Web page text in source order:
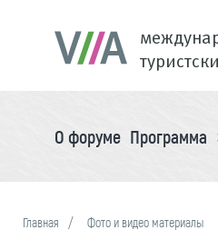
О форуме Программа
Главная Фото и видео материалы